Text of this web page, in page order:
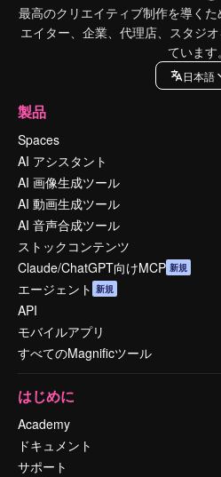
最高のクリエイティブ制作を導く
エイター、企業、代理店、スタジ
ています。
日本語
製品
Spaces
AI アシスタント
AI 画像生成ツール
AI 動画生成ツール
AI 音声合成ツール
ストックコンテンツ
Claude/ChatGPT向けMCP 新規
エージェント 新規
API
モバイルアプリ
すべてのMagnificツール
はじめに
Academy
ドキュメント
サポート